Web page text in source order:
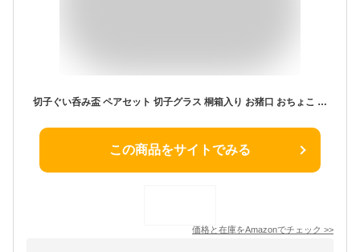
切子ぐい呑み盃 ペアセット 切子グラス 桐箱入り お猪口 おちょこ ペアグラス 食洗機対応【贈り物 母の日 父の日 金婚式 銀婚式 お祝い 記念品 敬老の日】(コバルトブルー/パープル)
この商品をサイトでみる
価格と在庫をAmazonでチェック >>